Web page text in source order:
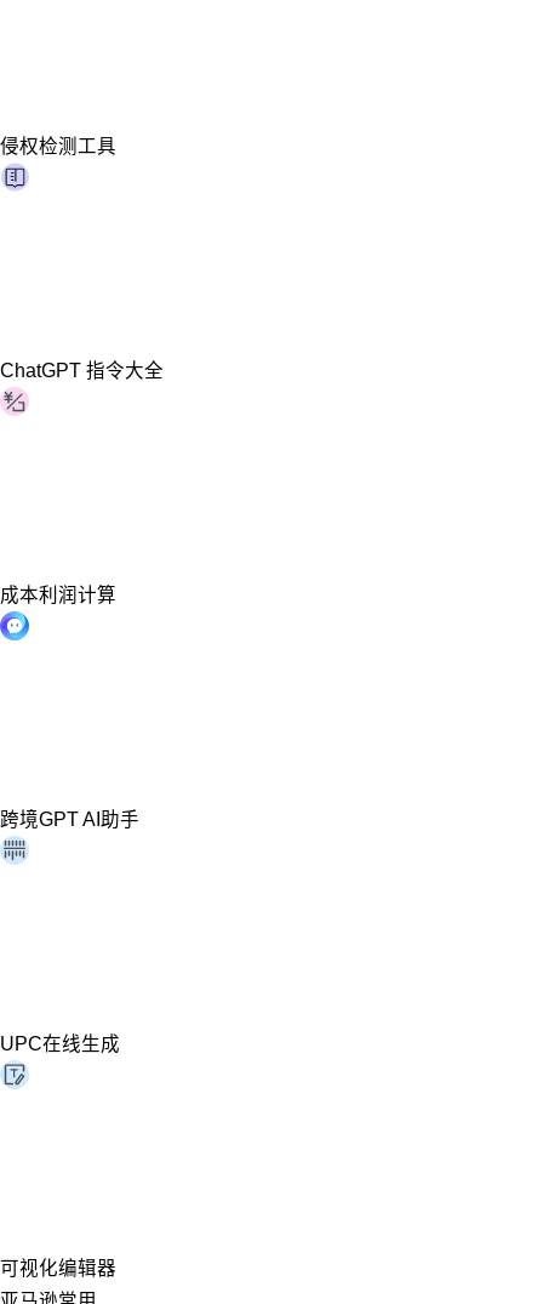
侵权检测工具
ChatGPT 指令大全
成本利润计算
跨境GPT AI助手
UPC在线生成
可视化编辑器